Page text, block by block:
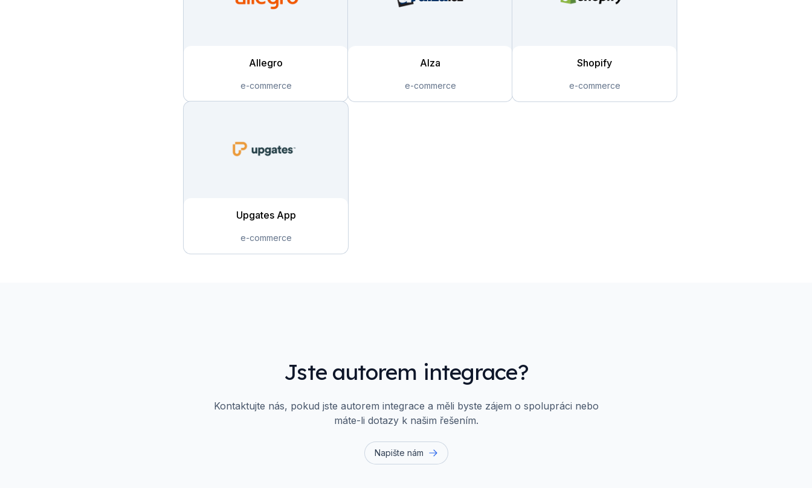
Allegro Alza Shopify
Upgates App
Jste autorem integrace?
Kontaktujte nás, pokud jste autorem integrace a měli byste zájem o spolupráci nebo
máte-li dotazy k našim řešením.
Napište nám